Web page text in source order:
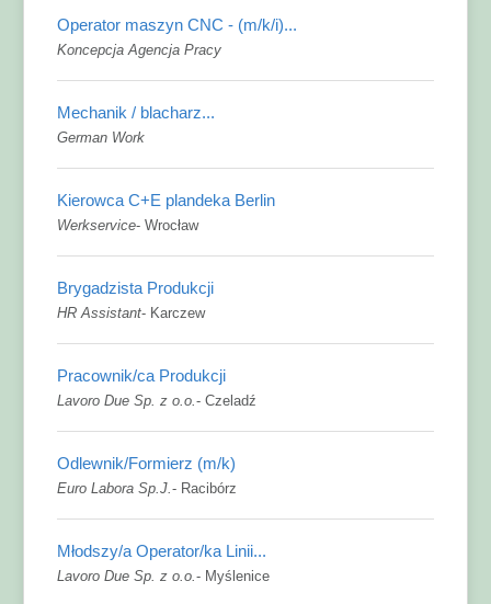
Operator maszyn CNC - (m/k/i)...
Koncepcja Agencja Pracy
Mechanik / blacharz...
German Work
Kierowca C+E plandeka Berlin
Werkservice-Wrocław
Brygadzista Produkcji
HR Assistant- Karczew
Pracownik/ca Produkcji
Lavoro Due Sp. z o.o.-Czeladź
Odlewnik/Formierz (m/k)
Euro Labora Sp.J.- Racibórz
Młodszy/a Operator/ka Linii...
Lavoro Due Sp. z o.o.- Myślenice